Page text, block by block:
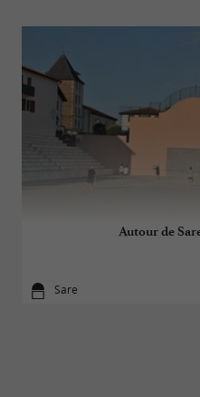
Autour de
Sare